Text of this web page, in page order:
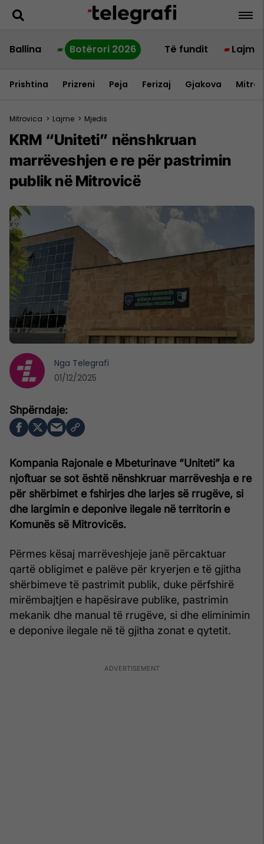
Ballina Botërori 2026 Të fundit Lajme
Prishtina Prizreni Peja Ferizaj Gjakova
Mitrovica > Lajme > Mjedis
KRM “Uniteti” nënshkruan
marrëveshjen e re për pastrimin
publik në Mitrovicë
Kompania Rajonale e Mbeturinave “Uniteti” ka
njoftuar se sot është nënshkruar marrëveshja e re
për shërbimet e fshirjes dhe larjes së rrugëve, si
dhe largimin e deponive ilegale në territorin e
Komunës së Mitrovicës.
Përmes kësaj marrëveshjeje janë përcaktuar
qartë obligimet e palëve për kryerjen e të gjitha
shërbimeve të pastrimit publik, duke përfshirë
mirëmbajtjen e hapësirave publike, pastrimin
mekanik dhe manual të rrugëve, si dhe eliminimin
e deponive ilegale në të gjitha zonat e qytetit.
Nga Telegrafi
01/12/2025